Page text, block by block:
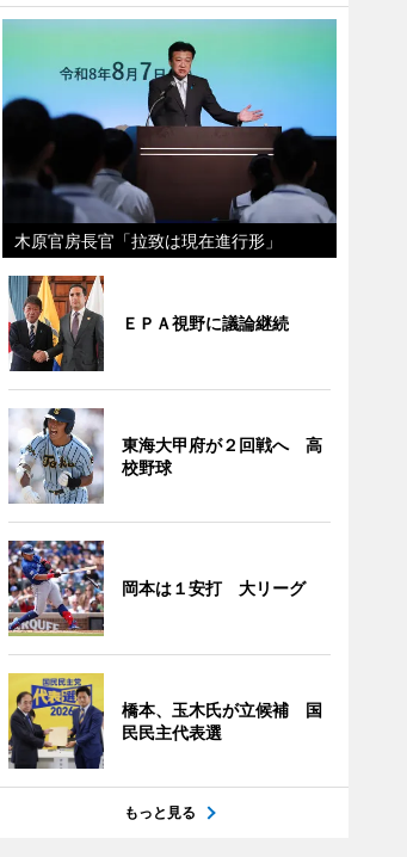
木原官房長官「拉致は現在進行形」
ＥＰＡ視野に議論継続
東海大甲府が２回戦へ 高
校野球
岡本は１安打 大リーグ
橋本、玉木氏が立候補 国
民民主代表選
もっと見る